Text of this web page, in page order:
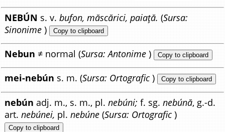
NEBÚN s. v.bufon, măscărici, paiață. (Sursa:
Sinonime ) Copy to clipboard
Nebun ≠ normal (Sursa: Antonime ) Copy to clipboard
mei-nebún s. m. (Sursa: Ortografic ) Copy to clipboard
nebún adj. m., s. m., pl.nebúni; f. sg.nebúnă, g.-d.
art.nebúnei, pl.nebúne (Sursa: Ortografic )
Copy to clipboard